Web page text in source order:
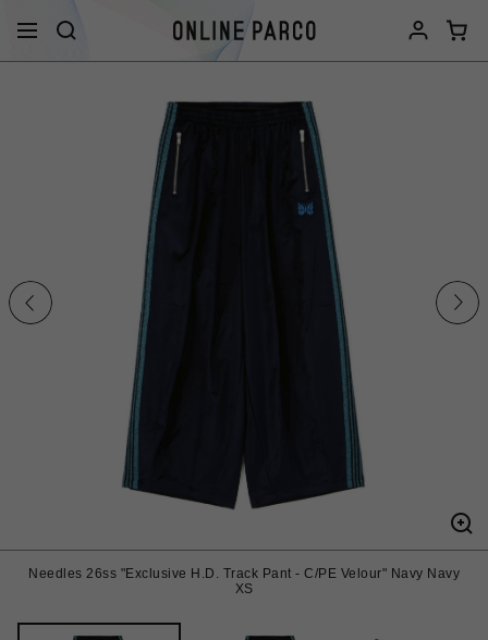
Needles 26ss "Exclusive H.D. Track Pant - C/PE Velour" Navy Navy
XS